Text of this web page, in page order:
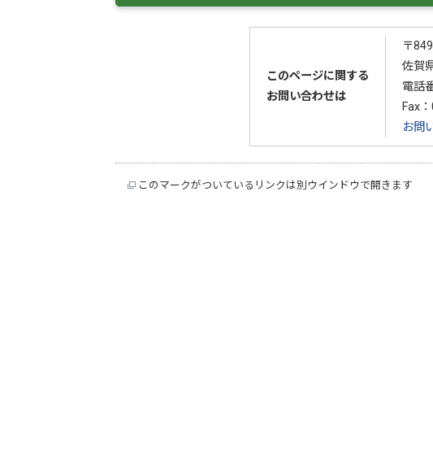
このページに関する
お問い合わせは
〒
佐賀
電話
Fax
お問
このマークがついているリンクは別ウインドウで開きます